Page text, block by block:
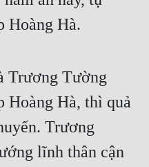
Hoàng Hà.
Trương Tường
Hoàng Hà, thì quả
Trương
lĩnh thân cận